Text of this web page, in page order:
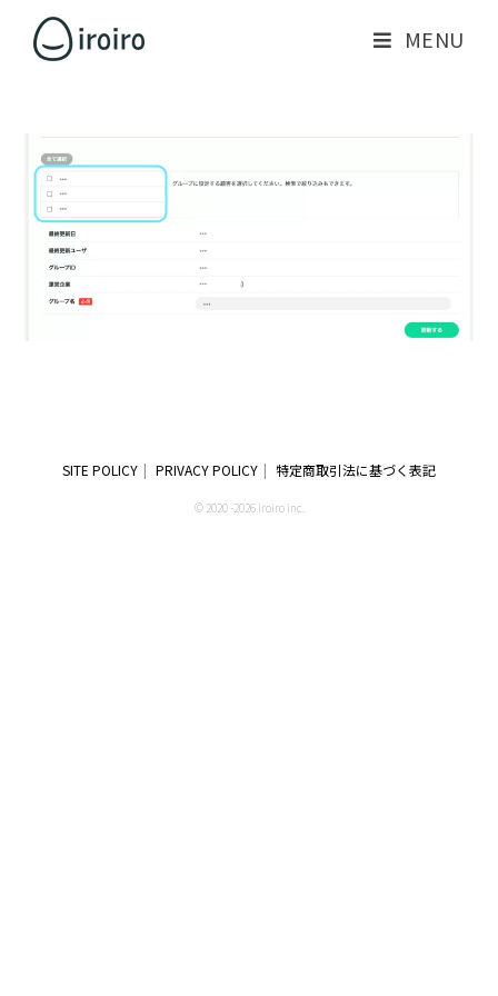
MENU
SITE POLICY PRIVACY POLICY 特定商取引法に基づく表記
© 2020 -2026 iroiro inc.